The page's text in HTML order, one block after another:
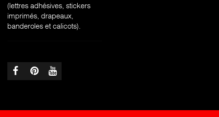
(lettres adhésives, stickers
imprimés, drapeaux,
banderoles et calicots).